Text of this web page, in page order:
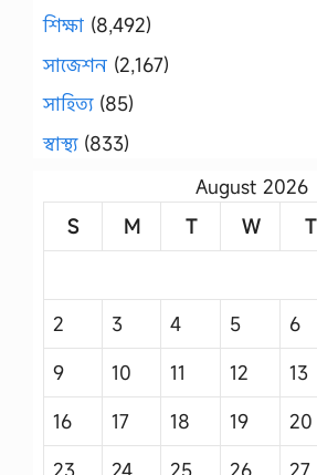
শিক্ষা (8,492)
সাজেশন (2,167)
সাহিত্য(85)
স্বাস্থ্য(833)
August 2026
S
M T W T
2
3 4 5 6
9
10 11 12 13
16
17 18 19 20
23
24 25 26 27